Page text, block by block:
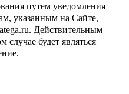
путем уведомления
указанным на Сайте,
Действительным
случае будет являться